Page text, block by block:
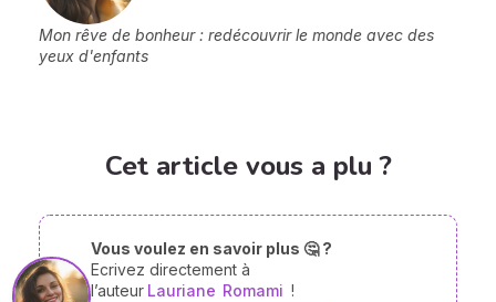
Mon rêve de bonheur : redécouvrir le monde avec des
yeux d'enfants
Cet article vous a plu ?
Vous voulez en savoir plus 🤔 ?
Ecrivez directement à
l’auteur Lauriane Romami !